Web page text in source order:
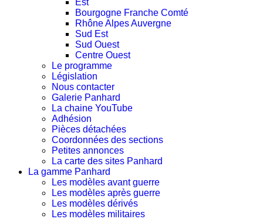
Est
Bourgogne Franche Comté
Rhône Alpes Auvergne
Sud Est
Sud Ouest
Centre Ouest
Le programme
Législation
Nous contacter
Galerie Panhard
La chaine YouTube
Adhésion
Pièces détachées
Coordonnées des sections
Petites annonces
La carte des sites Panhard
La gamme Panhard
Les modèles avant guerre
Les modèles après guerre
Les modèles dérivés
Les modèles militaires